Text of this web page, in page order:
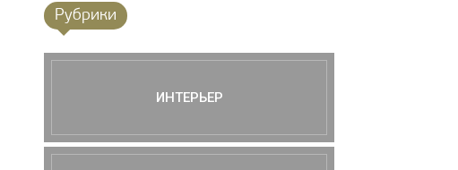
Рубрики
ИНТЕРЬЕР